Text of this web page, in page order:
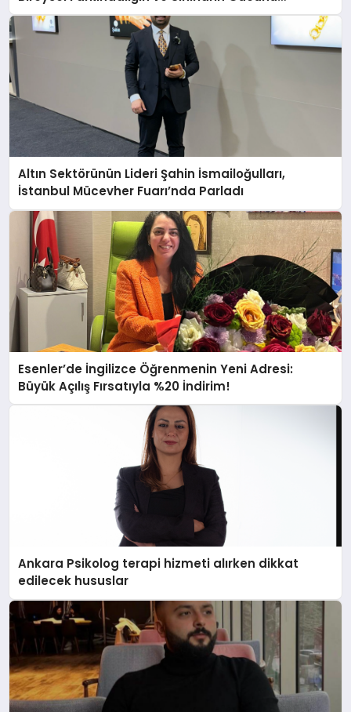
Anlatıyor
Altın Sektörünün Lideri Şahin İsmailoğulları,
İstanbul Mücevher Fuarı’nda Parladı ￼
Esenler’de İngilizce Öğrenmenin Yeni Adresi:
Büyük Açılış Fırsatıyla %20 İndirim!
Ankara Psikolog terapi hizmeti alırken dikkat
edilecek hususlar